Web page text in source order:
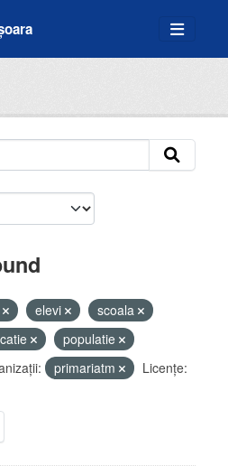
elevi
scoala
populatie
primariatm
Licenţe: